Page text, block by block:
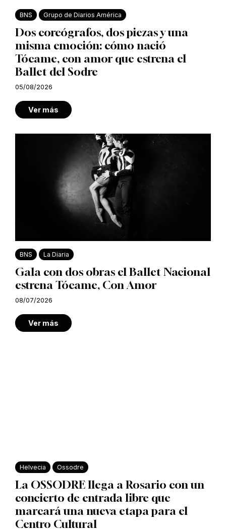
BNS Grupo de Diarios América
Dos coreógrafos, dos piezas y una
misma emoción: cómo nació
Tócame, con amor que estrena el
Ballet del Sodre
05/08/2026
Ver más
BNS La Diaria
Gala con dos obras el Ballet Nacional
estrena Tócame, Con Amor
08/07/2026
Ver más
Helvecia Ossodre
La OSSODRE llega a Rosario con un
concierto de entrada libre que
marcará una nueva etapa para el
Centro Cultural